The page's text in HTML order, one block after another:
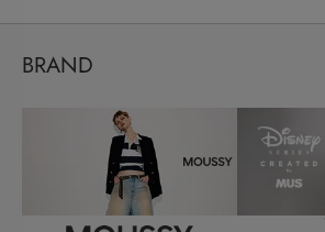
BRAND